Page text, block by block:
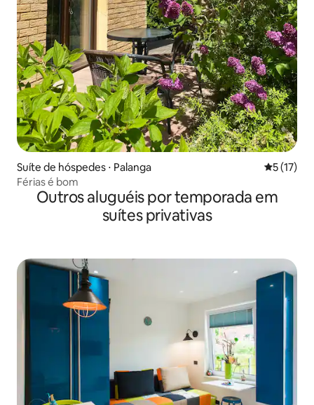
Suíte de hóspedes ⋅ Palanga 5 de uma
5 (17)
Férias é bom
Outros aluguéis por temporada em
suítes privativas